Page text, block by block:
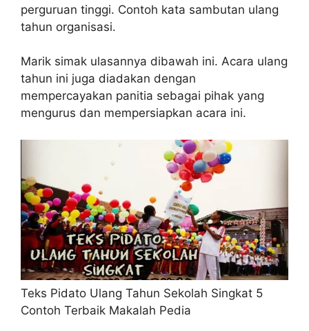
perguruan tinggi. Contoh kata sambutan ulang
tahun organisasi.
Marik simak ulasannya dibawah ini. Acara ulang
tahun ini juga diadakan dengan
mempercayakan panitia sebagai pihak yang
mengurus dan mempersiapkan acara ini.
Teks Pidato Ulang Tahun Sekolah Singkat 5
Contoh Terbaik Makalah Pedia